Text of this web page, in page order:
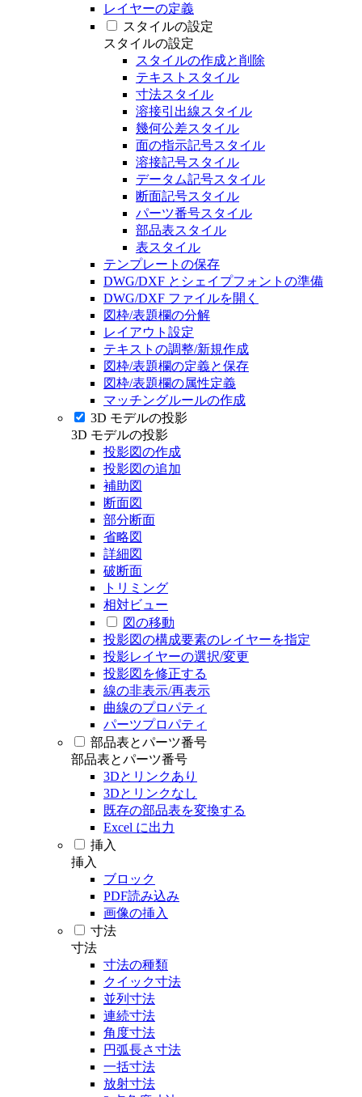
レイヤーの定義
スタイルの設定
スタイルの設定
スタイルの作成と削除
テキストスタイル
寸法スタイル
溶接引出線スタイル
幾何公差スタイル
面の指示記号スタイル
溶接記号スタイル
データム記号スタイル
断面記号スタイル
パーツ番号スタイル
部品表スタイル
表スタイル
テンプレートの保存
DWG/DXF とシェイプフォントの準備
DWG/DXF ファイルを開く
図枠/表題欄の分解
レイアウト設定
テキストの調整/新規作成
図枠/表題欄の定義と保存
図枠/表題欄の属性定義
マッチングルールの作成
3D モデルの投影
3D モデルの投影
投影図の作成
投影図の追加
補助図
断面図
部分断面
省略図
詳細図
破断面
トリミング
相対ビュー
図の移動
投影図の構成要素のレイヤーを指定
投影レイヤーの選択/変更
投影図を修正する
線の非表示/再表示
曲線のプロパティ
パーツプロパティ
部品表とパーツ番号
部品表とパーツ番号
3Dとリンクあり
3Dとリンクなし
既存の部品表を変換する
Excel に出力
挿入
挿入
ブロック
PDF読み込み
画像の挿入
寸法
寸法
寸法の種類
クイック寸法
並列寸法
連続寸法
角度寸法
円弧長さ寸法
一括寸法
放射寸法